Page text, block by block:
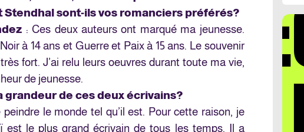
Stendhal sont-ils vos romanciers préférés?
: Ces deux auteurs ont marqué ma jeunesse.
à 14 ans et Guerre et Paix à 15 ans. Le souvenir
fort. J’ai relu leurs oeuvres durant toute ma vie,
de jeunesse.
grandeur de ces deux écrivains?
le monde tel qu’il est. Pour cette raison, je
est le plus grand écrivain de tous les temps. Il a